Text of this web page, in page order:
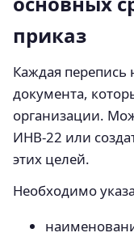
приказ
Каждая перепись
документа,
организации.
ИНВ-22 или
этих целей.
Необходимо